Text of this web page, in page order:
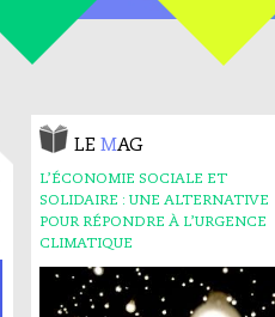
LE MAG
L’ÉCONOMIE SOCIALE ET
SOLIDAIRE : UNE ALTERNATIVE
POUR RÉPONDRE À L’URGENCE
CLIMATIQUE